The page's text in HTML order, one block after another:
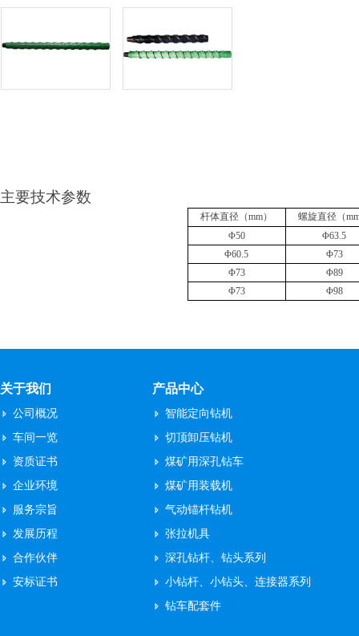
主要技术参数
杆体直径（mm） 螺旋直径（
Φ50 Φ63.5
Φ60.5 Φ73
Φ73 Φ89
Φ73 Φ98
关于我们
公司概况
车间一览
资质证书
企业环境
服务宗旨
发展历程
合作伙伴
安标证书
产品中心
智能定向钻机
切顶卸压钻机
煤矿用深孔钻车
煤矿用装载机
气动锚杆钻机
张拉机具
深孔钻杆、钻头系列
小钻杆、小钻头、连接器系列
钻车配套件